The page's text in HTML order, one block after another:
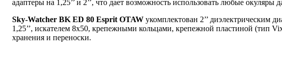
адаптеры на 1,25’’ и 2’’, что дает возможность использовать любые окуляры
Sky-Watcher BK ED 80 Esprit OTAW укомплектован 2’’ диэлектрическим
1,25’’, искателем 8х50, крепежными кольцами, крепежной пластиной (тип
хранения и переноски.